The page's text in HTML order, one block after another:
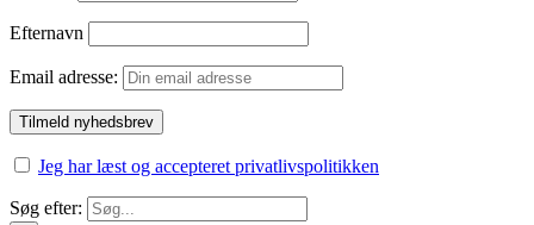
Efternavn
Email adresse:
Jeg har læst og accepteret privatlivspolitikken
Søg efter: